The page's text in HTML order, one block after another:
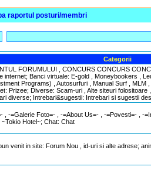
raportul posturi/membri
Categorii
FORUMULUI , CONCURS CONCURS
internet; Banci virtuale: E-gold , Moneybookers ,
Programs) , Autosurfuri , Manual Surf ,
Prizee; Diverse: Scam-uri , Alte siteuri folositoare
diverse; Intrebari&sugestii: Intrebari si sugestii
-=Galerie Foto=- , -=About Us=- , -=Povesti=- , -
Hotel~; Chat: Chat
venit in site: Forum Nou , id-uri si alte adrese;